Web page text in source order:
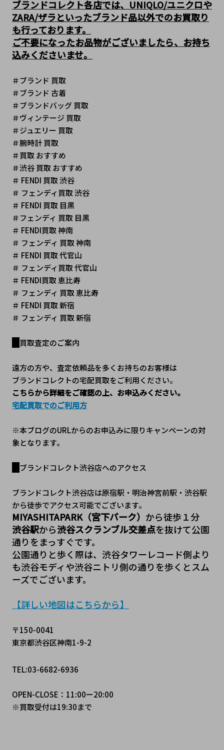
ブランドコレクト各店では、UNIQLO/ユニクロや
ZARA/ザラといったブランド品以外でのお買取り
も行っております。
ご不要になったお品物がございましたら、お持ち
込みくださいませ。
＃ブランド 買取
＃ブランド 古着
＃ブランドバッグ 買取
＃ヴィンテージ 買取
＃ジュエリー 買取
＃腕時計 買取
＃買取 おすすめ
＃渋谷 買取 おすすめ
＃ FENDI 買取 渋谷
＃ フェンディ買取 渋谷
＃ FENDI 買取 目黒
＃フェンディ 買取 目黒
＃ FENDI買取 神南
＃ フェンディ 買取 神南
＃ FENDI 買取 代官山
＃ フェンディ買取 代官山
＃ FENDI買取 恵比寿
＃ フェンディ 買取 恵比寿
＃ FENDI 買取 新宿
＃ フェンディ 買取 新宿
買取査定のご案内
遠方の方や、査定依頼品を多くお持ちのお客様は
ブランドコレクトの宅配買取をご利用ください。
こちらから詳細をご確認の上、お申込みください。
宅配買取でのご利用方
※本ブログのURLからのお申込みに限りキャンペーンの対
象となります。
ブランドコレクト渋谷店へのアクセス
ブランドコレクト渋谷店は原宿駅・明治神宮前駅・渋谷駅
から徒歩でアクセス可能でございます。
MIYASHITAPARK（宮下パーク） から徒歩１分
渋谷駅から渋谷スクランブル交差点を抜けて公園
通りをまっすぐです。
公園通りと歩く際は、渋谷タワーレコード側より
も渋谷モディや渋谷ニトリ側の通りを歩くとスム
ーズでございます。
【詳しい地図はこちらから】
〒150-0041
東京都渋谷区神南1-9-2
TEL:03-6682-6936
OPEN-CLOSE：11:00ー20:00
※買取受付は19:30まで